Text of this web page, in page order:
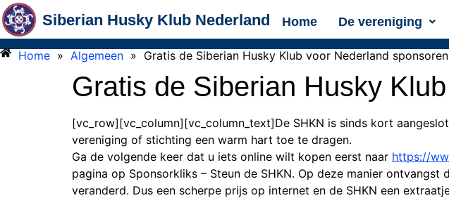
Siberian Husky Klub Nederland Home De vereniging
Home » Algemeen » Gratis de Siberian Husky Klub voor Nederland sponsoren
Gratis de Siberian Husky
[vc_row][vc_column][vc_column_text]De SHKN is sinds kort
vereniging of stichting een warm hart toe te dragen.
Ga de volgende keer dat u iets online wilt kopen eerst naar https://
pagina op Sponsorkliks – Steun de SHKN. Op deze manier
veranderd. Dus een scherpe prijs op internet en de SHKN een